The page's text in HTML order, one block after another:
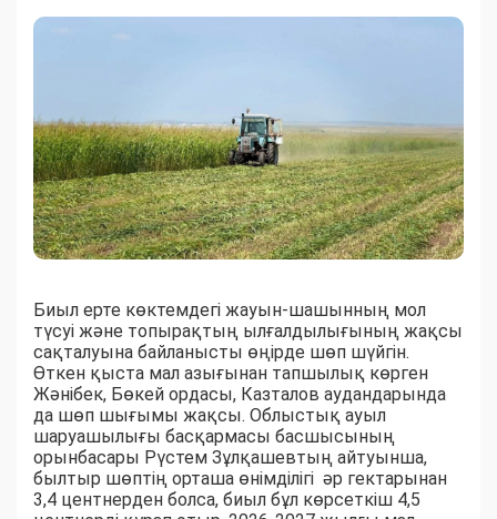
Биыл ерте көктемдегі жауын-шашынның мол
түсуі және топырақтың ылғалдылығының жақсы
сақталуына байланысты өңірде шөп шүйгін.
Өткен қыста мал азығынан тапшылық көрген
Жәнібек, Бөкей ордасы, Казталов аудандарында
да шөп шығымы жақсы. Облыстық ауыл
шаруашылығы басқармасы басшысының
орынбасары Рүстем Зұлқашевтың айтуынша,
былтыр шөптің орташа өнімділігі әр гектарынан
3,4 центнерден болса, биыл бұл көрсеткіш 4,5